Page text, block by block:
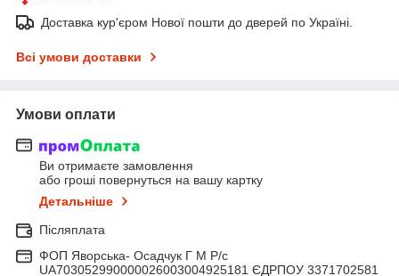
Доставка кур'єром Нової пошти до дверей по Україні.
Всі умови доставки
Умови оплати
Ви отримаєте замовлення
або гроші повернуться на вашу картку
Детальніше
Післяплата
ФОП Яворська- Осадчук Г М Р/c
UA703052990000026003004925181 ЄДРПОУ 3371702581